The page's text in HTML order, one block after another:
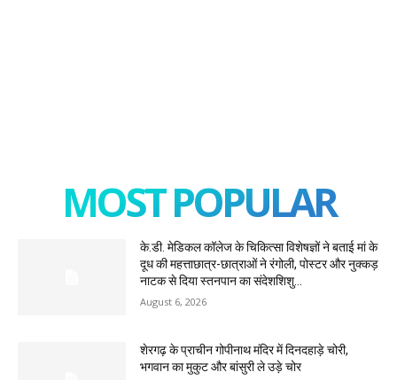
MOST POPULAR
के.डी. मेडिकल कॉलेज के चिकित्सा विशेषज्ञों ने बताई मां के
दूध की महत्ताछात्र-छात्राओं ने रंगोली, पोस्टर और नुक्कड़
नाटक से दिया स्तनपान का संदेशशिशु...
August 6, 2026
शेरगढ़ के प्राचीन गोपीनाथ मंदिर में दिनदहाड़े चोरी,
भगवान का मुकुट और बांसुरी ले उड़े चोर